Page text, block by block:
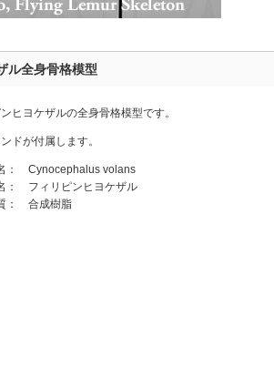
ル全身骨格模型
ヒヨケザルの全身骨格模型です。
ドが付属します。
： Cynocephalus volans
： フィリピンヒヨケザル
： 合成樹脂